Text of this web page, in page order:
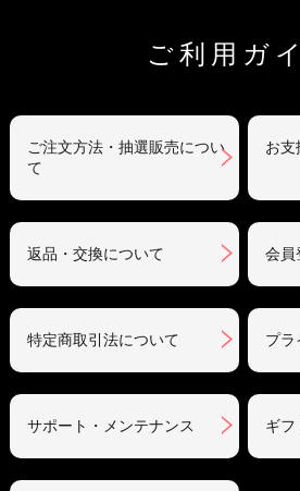
ご利用ガ
ご注文方法・抽選販売につい
て
お支
返品・交換について 会員
特定商取引法について プラ
サポート・メンテナンス ギフ